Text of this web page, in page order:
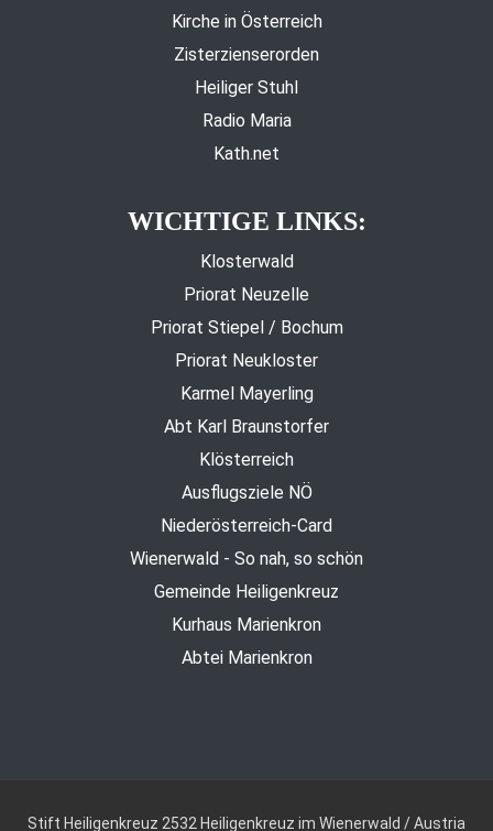
Kirche in Österreich
Zisterzienserorden
Heiliger Stuhl
Radio Maria
Kath.net
WICHTIGE LINKS:
Klosterwald
Priorat Neuzelle
Priorat Stiepel / Bochum
Priorat Neukloster
Karmel Mayerling
Abt Karl Braunstorfer
Klösterreich
Ausflugsziele NÖ
Niederösterreich-Card
Wienerwald - So nah, so schön
Gemeinde Heiligenkreuz
Kurhaus Marienkron
Abtei Marienkron
Stift Heiligenkreuz 2532 Heiligenkreuz im Wienerwald / Austria